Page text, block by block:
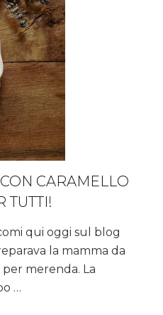
CARAMELLO
TUTTI!
qui oggi sul blog
la mamma da
merenda. La
…